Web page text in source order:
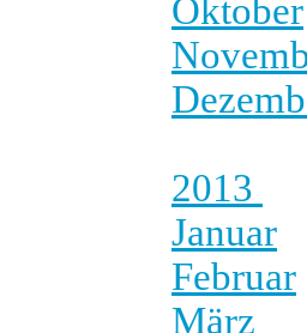
Oktober
2013
Januar
Februar
März